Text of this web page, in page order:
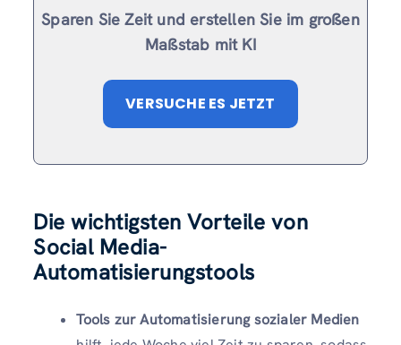
Sparen Sie Zeit und erstellen Sie im großen
Maßstab mit KI
VERSUCHE ES JETZT
Die wichtigsten Vorteile von
Social Media-
Automatisierungstools
Tools zur Automatisierung sozialer Medien